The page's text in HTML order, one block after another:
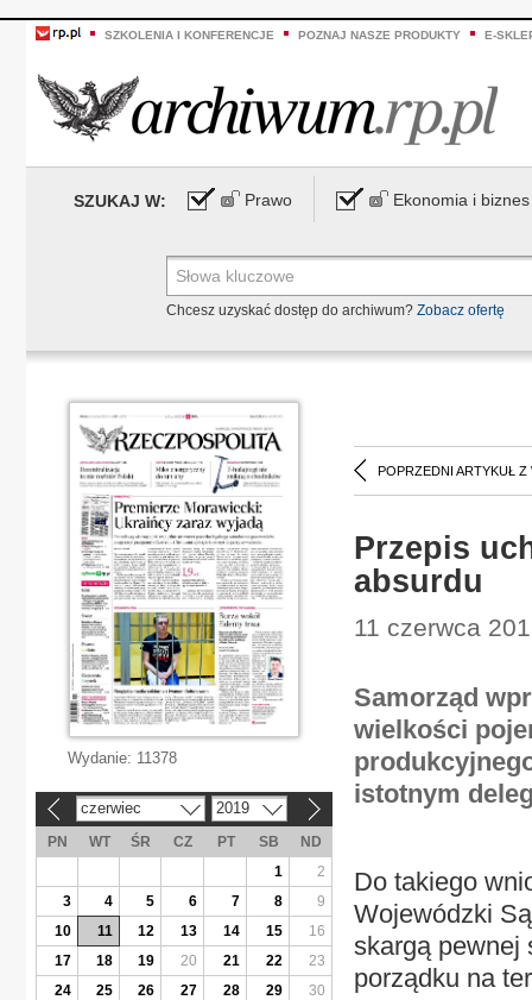
SZKOLENIA I KONFERENCJE POZNAJ NASZE PRODUKTY E-
SZUKAJ W: Prawo Ekonomia i biznes
Chcesz uzyskać dostęp do archiwum? Zobacz ofertę
POPRZEDNI ARTYKUŁ Z
Przepis
absurdu
11 czerwca
Samorząd
wielkości
istotnym
Do takiego
Wojewódzki
skargą pewnej
porządku na
Wydanie: 11378
czerwiec 2019
PN WT ŚR CZ PT SB
ND
1
2
3
4 5 6 7 8
9
10
11 12 13 14 15
16
17
18 19 20 21 22
23
24
25 26 27 28 29 30